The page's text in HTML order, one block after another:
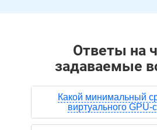
Ответы на
задаваемые
Какой минимальный
виртуального GPU-